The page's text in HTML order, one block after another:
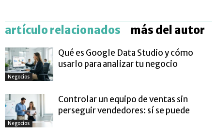
artículo relacionados más del autor
Negocios
Qué es Google Data Studio y cómo
usarlo para analizar tu negocio
Negocios
Controlar un equipo de ventas sin
perseguir vendedores: sí se puede